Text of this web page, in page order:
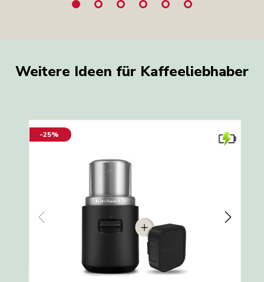
Weitere Ideen für Kaffeeliebhaber
-25%